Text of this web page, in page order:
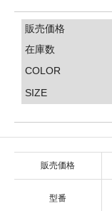
販売価格
在庫数
COLOR
SIZE
販売価格
型番